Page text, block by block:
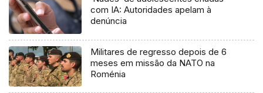
com IA: Autoridades apelam à
denúncia
Militares de regresso depois de 6
meses em missão da NATO na
Roménia